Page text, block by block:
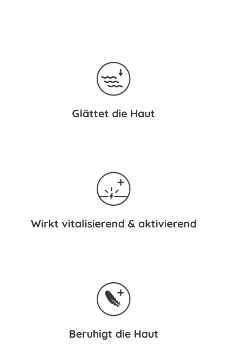
Glättet die Haut
Wirkt vitalisierend & aktivierend
Beruhigt die Haut